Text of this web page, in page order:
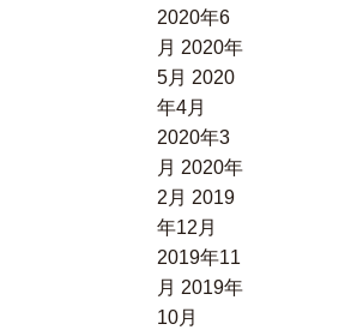
2020年6
月 2020年
5月 2020
年4月
2020年3
月 2020年
2月 2019
年12月
2019年11
月 2019年
10月